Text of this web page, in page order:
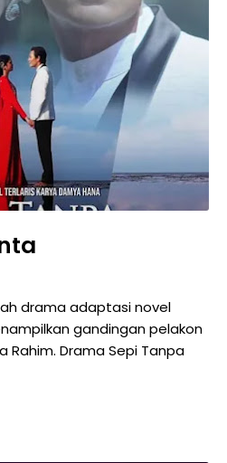
drama adaptasi novel
gandingan pelakon
Rahim. Drama Sepi Tanpa